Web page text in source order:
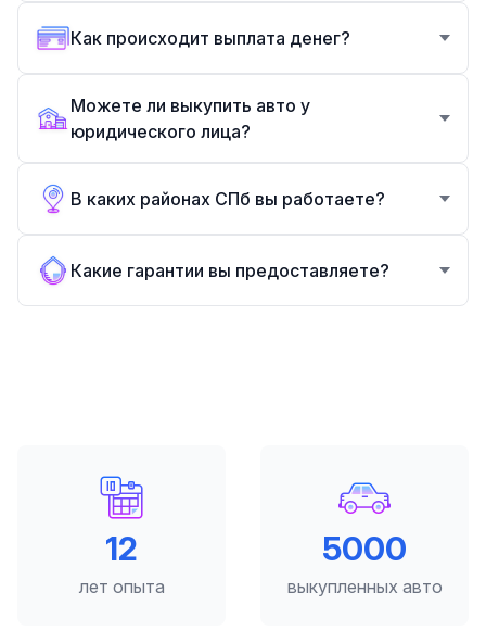
Как происходит выплата денег?
Можете ли выкупить авто у
юридического лица?
В каких районах СПб вы работаете?
Какие гарантии вы предоставляете?
12
лет опыта
5000
выкупленных авто